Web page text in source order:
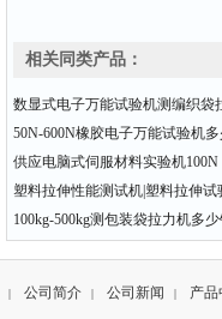
相关同类产品：
数显式电子万能试验机测编织袋
50N-600N橡胶电子万能试验机
供应电脑式伺服材料实验机100N
塑料拉伸性能测试机|塑料拉伸试
100kg-500kg测包装袋拉力机多
| 公司简介 | 公司新闻 | 产品